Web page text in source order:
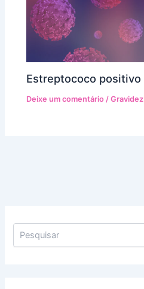
Estreptococo positivo
Deixe um comentário /Gravidez